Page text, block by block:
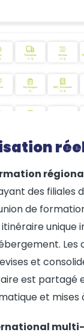
des filiales
de
unique
Les
et
est partagé
et mises